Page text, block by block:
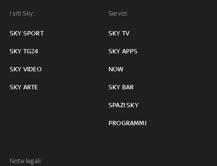
I siti Sky:
SKY SPORT
SKY TG24
SKY VIDEO
SKY ARTE
Servizi:
SKY TV
SKY APPS
NOW
SKY BAR
SPAZI SKY
PROGRAMMI
Note legali: